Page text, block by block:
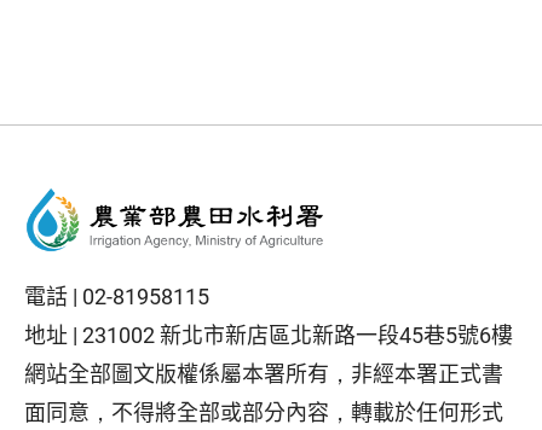
電話 | 02-81958115
地址 | 231002 新北市新店區北新路一段45巷5號6樓
網站全部圖文版權係屬本署所有，非經本署正式書
面同意，不得將全部或部分內容，轉載於任何形式